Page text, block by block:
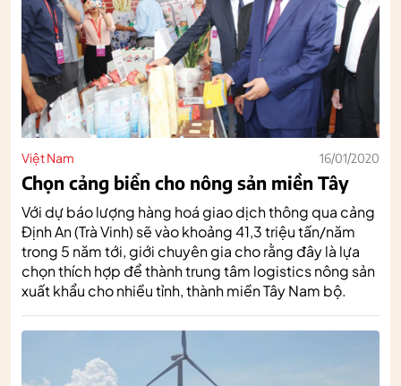
Việt Nam 16/01/2020
Chọn cảng biển cho nông sản miền Tây
Với dự báo lượng hàng hoá giao dịch thông qua cảng
Định An (Trà Vinh) sẽ vào khoảng 41,3 triệu tấn/năm
trong 5 năm tới, giới chuyên gia cho rằng đây là lựa
chọn thích hợp để thành trung tâm logistics nông sản
xuất khẩu cho nhiều tỉnh, thành miền Tây Nam bộ.